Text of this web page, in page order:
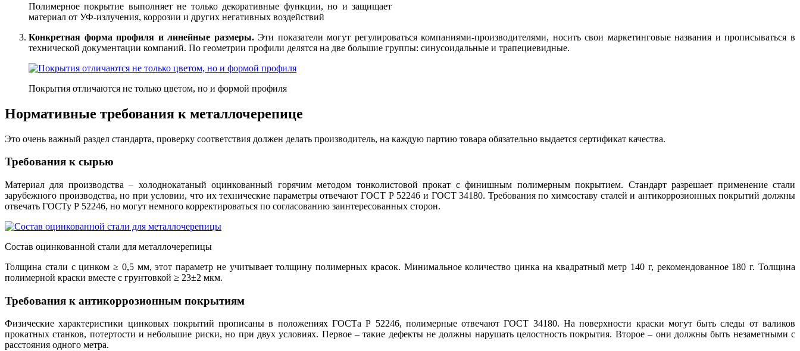
Полимерное покрытие выполняет не только декоративные функции, но и защищает
материал от УФ-излучения, коррозии и других негативных воздействий
Конкретная форма профиля и линейные размеры.Эти показатели могут регулироваться компаниями-производителями, носить свои маркетинговые названия и прописываться в
технической документации компаний. По геометрии профили делятся на две большие группы: синусоидальные и трапециевидные.
Покрытия отличаются не только цветом, но и формой профиля
Нормативные требования к металлочерепице
Это очень важный раздел стандарта, проверку соответствия должен делать производитель, на каждую партию товара обязательно выдается сертификат качества.
Требования к сырью
Материал для производства – холоднокатаный оцинкованный горячим методом тонколистовой прокат с финишным полимерным покрытием. Стандарт разрешает применение стали
зарубежного производства, но при условии, что их технические параметры отвечают ГОСТ Р 52246 и ГОСТ 34180. Требования по химсоставу сталей и антикоррозионных покрытий должны
отвечать ГОСТу Р 52246, но могут немного корректироваться по согласованию заинтересованных сторон.
Состав оцинкованной стали для металлочерепицы
Толщина стали с цинком ≥ 0,5 мм, этот параметр не учитывает толщину полимерных красок. Минимальное количество цинка на квадратный метр 140 г, рекомендованное 180 г. Толщина
полимерной краски вместе с грунтовкой ≥ 23±2 мкм.
Требования к антикоррозионным покрытиям
Физические характеристики цинковых покрытий прописаны в положениях ГОСТа Р 52246, полимерные отвечают ГОСТ 34180. На поверхности краски могут быть следы от валиков
прокатных станков, потертости и небольшие риски, но при двух условиях. Первое – такие дефекты не должны нарушать целостность покрытия. Второе – они должны быть незаметными с
расстояния одного метра.